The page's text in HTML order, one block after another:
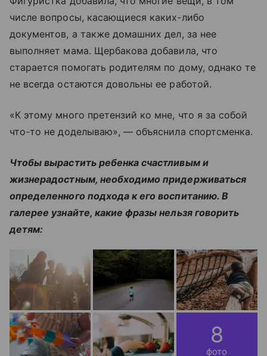
числе вопросы, касающиеся каких-либо
документов, а также домашних дел, за нее
выполняет мама. Щербакова добавила, что
старается помогать родителям по дому, однако те
не всегда остаются довольны ее работой.
«К этому много претензий ко мне, что я за собой
что-то не доделываю», — объяснила спортсменка.
Чтобы вырастить ребенка счастливым и
жизнерадостным, необходимо придерживаться
определенного подхода к его воспитанию. В
галерее узнайте, какие фразы нельзя говорить
детям:
8
фото